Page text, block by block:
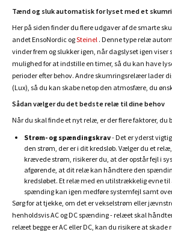
Tænd og sluk automatisk for lyset med et
Her på siden finder du flere udgaver af de smarte
andet EnsoNordic ogSteinel . Denne type relæ
vinder frem og slukker igen, når dagslyset igen viser
mulighed for at indstille en timer, så du kan have
perioder efter behov. Andre skumringsrelæer lader
(Lux), så du kan skabe netop den atmosfære, du
Sådan vælger du det bedste relæ til dine behov
Når du skal finde et nyt relæ, er der flere faktorer, du
Strøm- og spændingskrav- Det er yderst
den strøm, der er i dit kredsløb. Vælger du et
krævede strøm, risikerer du, at der opstår fejl i
afgørende, at dit relæ kan håndtere den
kredsløbet. Et relæ med en utilstrækkelig evne
spænding kan igen medføre systemfejl samt
Sørg for at tjekke, om det er vekselstrøm eller
henholdsvis AC og DC spænding - relæet skal
relæet begge er AC eller DC, kan du risikere at skade